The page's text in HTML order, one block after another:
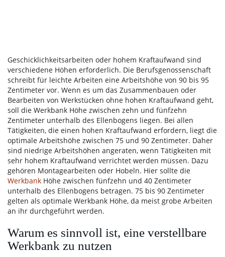
Geschicklichkeitsarbeiten oder hohem Kraftaufwand sind
verschiedene Höhen erforderlich. Die Berufsgenossenschaft
schreibt für leichte Arbeiten eine Arbeitshöhe von 90 bis 95
Zentimeter vor. Wenn es um das Zusammenbauen oder
Bearbeiten von Werkstücken ohne hohen Kraftaufwand geht,
soll die Werkbank Höhe zwischen zehn und fünfzehn
Zentimeter unterhalb des Ellenbogens liegen. Bei allen
Tätigkeiten, die einen hohen Kraftaufwand erfordern, liegt die
optimale Arbeitshöhe zwischen 75 und 90 Zentimeter. Daher
sind niedrige Arbeitshöhen angeraten, wenn Tätigkeiten mit
sehr hohem Kraftaufwand verrichtet werden müssen. Dazu
gehören Montagearbeiten oder Hobeln. Hier sollte die
Werkbank Höhe zwischen fünfzehn und 40 Zentimeter
unterhalb des Ellenbogens betragen. 75 bis 90 Zentimeter
gelten als optimale Werkbank Höhe, da meist grobe Arbeiten
an ihr durchgeführt werden.
Warum es sinnvoll ist, eine verstellbare
Werkbank zu nutzen